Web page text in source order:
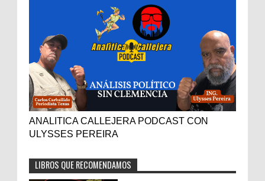
ANALITICA CALLEJERA PODCAST CON
ULYSSES PEREIRA
LIBROS QUE RECOMENDAMOS